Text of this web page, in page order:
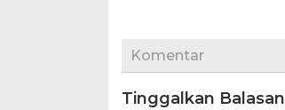
Komentar
Tinggalkan Balasan